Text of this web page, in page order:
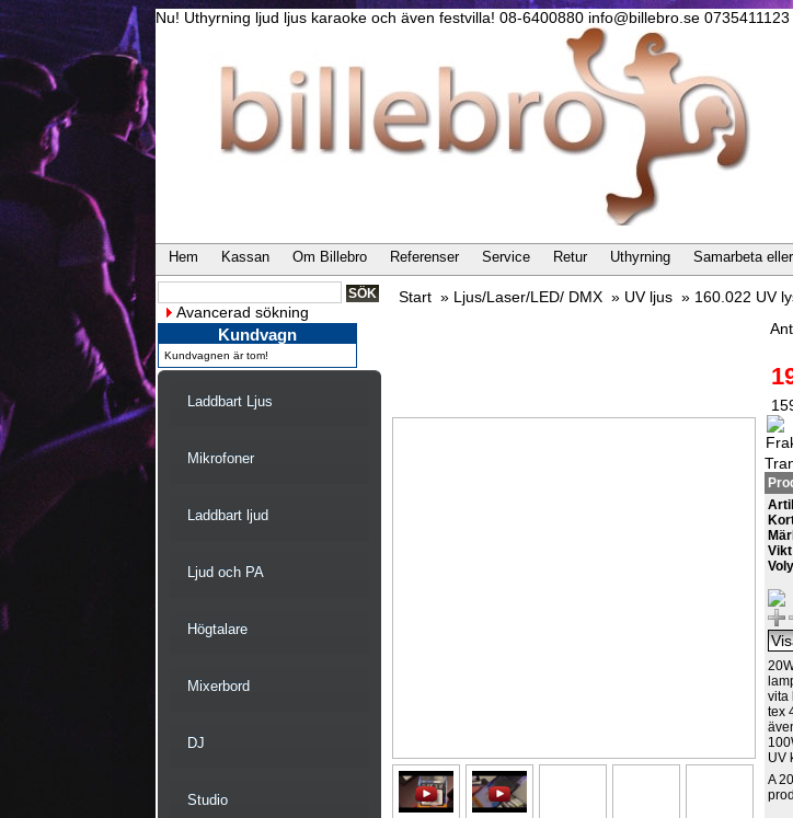
Nu! Uthyrning ljud ljus karaoke och även festvilla! 08-6400880 info@billebro.se 0735411123
Hem Kassan Om Billebro Referenser Service Retur Uthyrning Samarbeta
Avancerad sökning
Kundvagn
Kundvagnen är tom!
Laddbart Ljus
Mikrofoner
Laddbart ljud
Ljud och PA
Högtalare
Mixerbord
DJ
Studio
Start » Ljus/Laser/LED/ DMX » UV ljus » 160.022 UV
vita
tex
UV
A